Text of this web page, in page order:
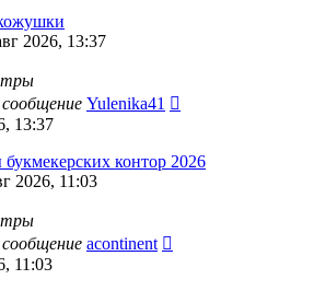
2026, 13:37
Yulenika41
13:37
контор 2026
2026, 11:03
acontinent
11:03